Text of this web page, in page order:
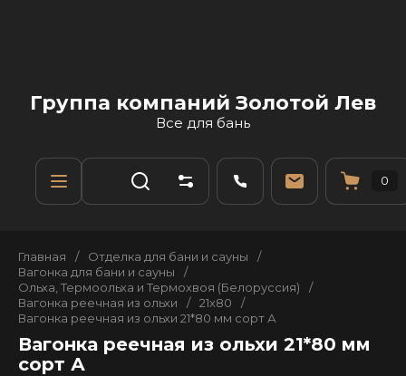
Группа компаний Золотой Лев
Все для бань
0
Главная / Отделка для бани и сауны
/
Вагонка для бани и сауны
/
Ольха, Термоольха и Термохвоя (Белоруссия)
/
Вагонка реечная из ольхи
/ 21х80
/
Вагонка реечная из ольхи 21*80 мм сорт А
Вагонка реечная из ольхи 21*80 мм
сорт А